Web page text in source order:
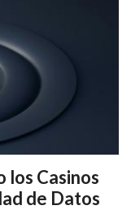
los Casinos
de Datos